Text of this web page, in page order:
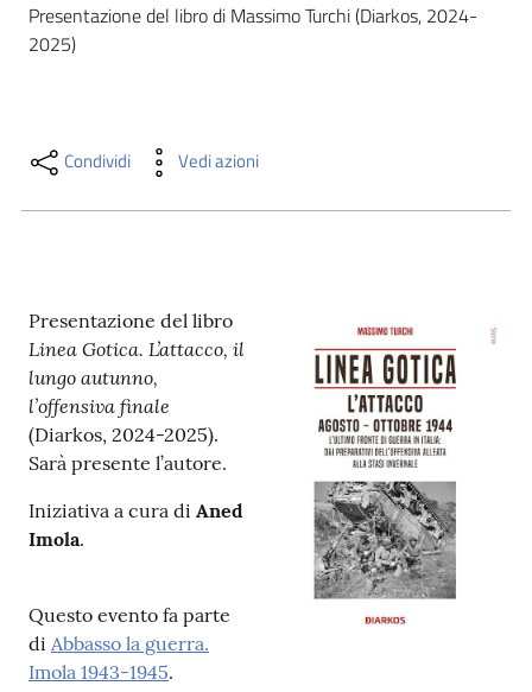
Casa
Piani
Archivio
Decentrate
Presentazione del libro di Massimo Turchi (Diarkos, 2024-
2025)
Condividi Vedi azioni
Presentazione del libro
Linea Gotica. L’attacco, il
lungo autunno,
l’offensiva finale
(Diarkos, 2024-2025).
Sarà presente l’autore.
Iniziativa a cura di Aned
Imola.
Questo evento fa parte
di Abbasso la guerra.
Imola 1943-1945.